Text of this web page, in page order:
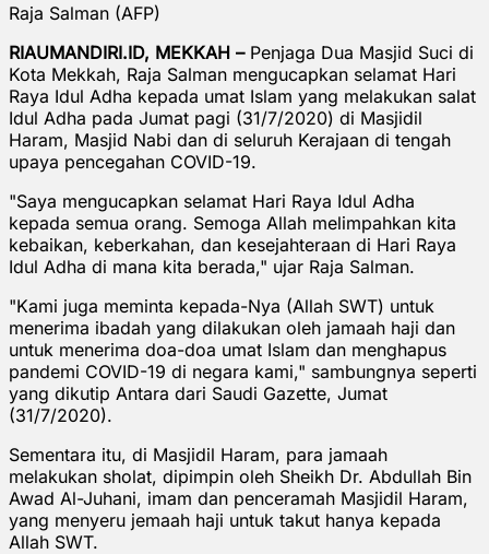
Raja Salman (AFP)
RIAUMANDIRI.ID, MEKKAH –Penjaga Dua Masjid Suci di
Kota Mekkah, Raja Salman mengucapkan selamat Hari
Raya Idul Adha kepada umat Islam yang melakukan salat
Idul Adha pada Jumat pagi (31/7/2020) di Masjidil
Haram, Masjid Nabi dan di seluruh Kerajaan di tengah
upaya pencegahan COVID-19.
"Saya mengucapkan selamat Hari Raya Idul Adha
kepada semua orang. Semoga Allah melimpahkan kita
kebaikan, keberkahan, dan kesejahteraan di Hari Raya
Idul Adha di mana kita berada," ujar Raja Salman.
"Kami juga meminta kepada-Nya (Allah SWT) untuk
menerima ibadah yang dilakukan oleh jamaah haji dan
untuk menerima doa-doa umat Islam dan menghapus
pandemi COVID-19 di negara kami," sambungnya seperti
yang dikutip Antara dari Saudi Gazette, Jumat
(31/7/2020).
Sementara itu, di Masjidil Haram, para jamaah
melakukan sholat, dipimpin oleh Sheikh Dr. Abdullah Bin
Awad Al-Juhani, imam dan penceramah Masjidil Haram,
yang menyeru jemaah haji untuk takut hanya kepada
Allah SWT.